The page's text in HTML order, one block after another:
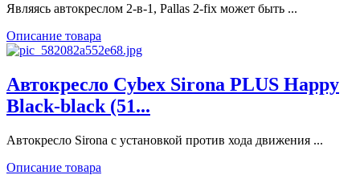
Являясь автокреслом 2-в-1, Pallas 2-fix может быть ...
Описание товара
Автокресло Cybex Sirona PLUS Happy
Black-black (51...
Автокресло Sirona с установкой против хода движения ...
Описание товара